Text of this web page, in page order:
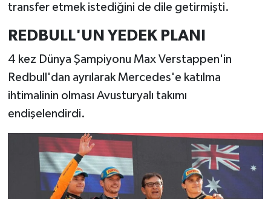
transfer etmek istediğini de dile getirmişti.
REDBULL'UN YEDEK PLANI
4 kez Dünya Şampiyonu Max Verstappen'in
Redbull'dan ayrılarak Mercedes'e katılma
ihtimalinin olması Avusturyalı takımı
endişelendirdi.